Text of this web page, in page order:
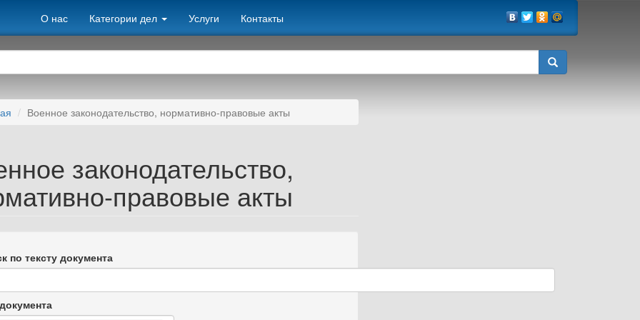
О нас Категории дел Услуги Контакты
Военное законодательство, нормативно-правовые акты
законодательство,
правовые акты
по тексту документа